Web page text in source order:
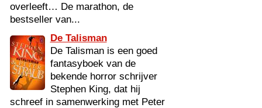
overleeft… De marathon, de
bestseller van...
De Talisman
De Talisman is een goed
fantasyboek van de
bekende horror schrijver
Stephen King, dat hij
schreef in samenwerking met Peter